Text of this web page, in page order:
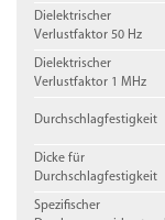
Dielektrischer
Verlustfaktor 50 Hz
Dielektrischer
Verlustfaktor 1 MHz
Durchschlagfestigkeit
Dicke für
Durchschlagfestigkeit
Spezifischer